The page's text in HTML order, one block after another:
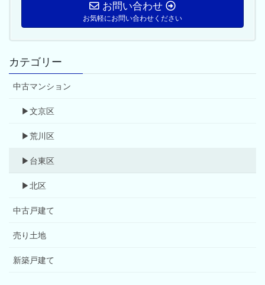
お問い合わせ
お気軽にお問い合わせください
カテゴリー
中古マンション
▶文京区
▶荒川区
▶台東区
▶北区
中古戸建て
売り土地
新築戸建て